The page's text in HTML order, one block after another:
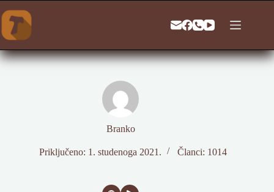
na
sadržaj
Branko
Priključeno: 1. studenoga 2021. Članci: 1014